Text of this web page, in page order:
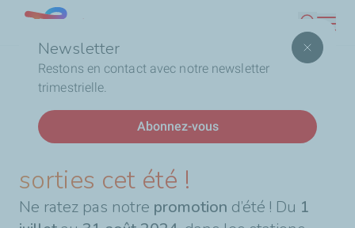
contenu
Newsletter
Restons en contact avec notre newsletter
trimestrielle.
Abonnez-vous
Lebanon
d'Ariane
Accueil Un cadeau prisé pour vos sorties cet été !
DERNIÈRES ACTUALITÉS
Un cadeau prisé pour vos
sorties cet été !
Ne ratez pas notre promotion d’été ! Du 1